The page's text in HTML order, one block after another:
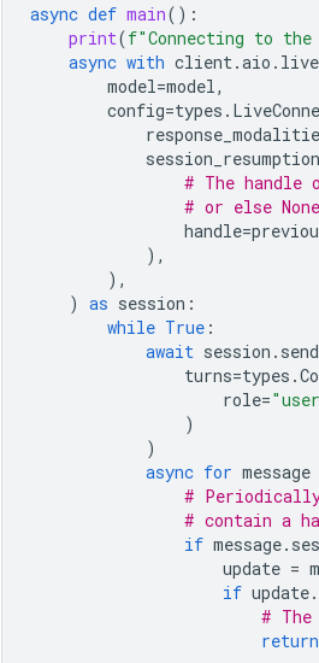
async def main():
print(f"Connecting to
async with client.aio . live
model=model,
config=types .
session_resumption
# The handle
# or else
handle=
),
),
) as session :
while True :
await session .
turns=types .
role=
)
)
async for message
#
# contain a
if message.
update =
if update.
#
return